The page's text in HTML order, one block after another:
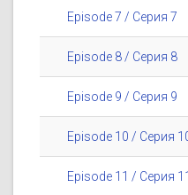
Episode 7 / Серия 7
Episode 8 / Серия 8
Episode 9 / Серия 9
Episode 10 / Серия
Episode 11 / Серия 11